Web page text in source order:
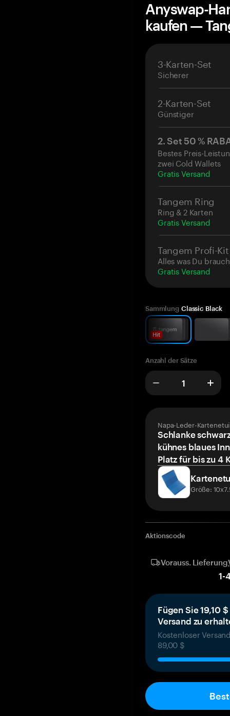
Anyswap-
kaufen —
3-Karten-Set
Sicherer
2-Karten-Set
Günstiger
2. Set 50 %
Bestes Preis-
zwei Cold Wallets
Gratis Versand
Tangem Ring
Ring & 2 Karten
Gratis Versand
Tangem Profi-Kit
Alles was Du
Gratis Versand
Sammlung Classic Black
Hit
Anzahl der Sätze
Napa-Leder-
Schlanke
kühnes blaues
Platz für bis zu 4
Größe:
Aktionscode
Vorauss. Lieferung
1-
Fügen Sie 19,10
Versand zu
Kostenloser
89,00 $